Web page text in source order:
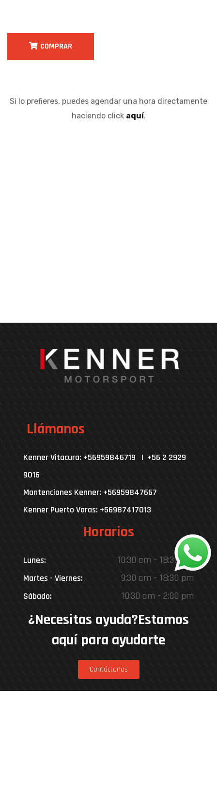
COMPRAR
Si lo prefieres, puedes agendar una hora directamente
haciendo click aquí.
Llámanos
Kenner Vitacura: +56959846719 | +56 2 2929
9016
Mantenciones Kenner: +56959847667
Kenner Puerto Varas: +56987417013
Horarios
Lunes: 10:30 am - 18:30 pm
Martes - Viernes: 9:30 am - 18:30 pm
Sábado: 10:30 am - 2:00 pm
¿Necesitas ayuda?Estamos
aquí para ayudarte
Contáctanos